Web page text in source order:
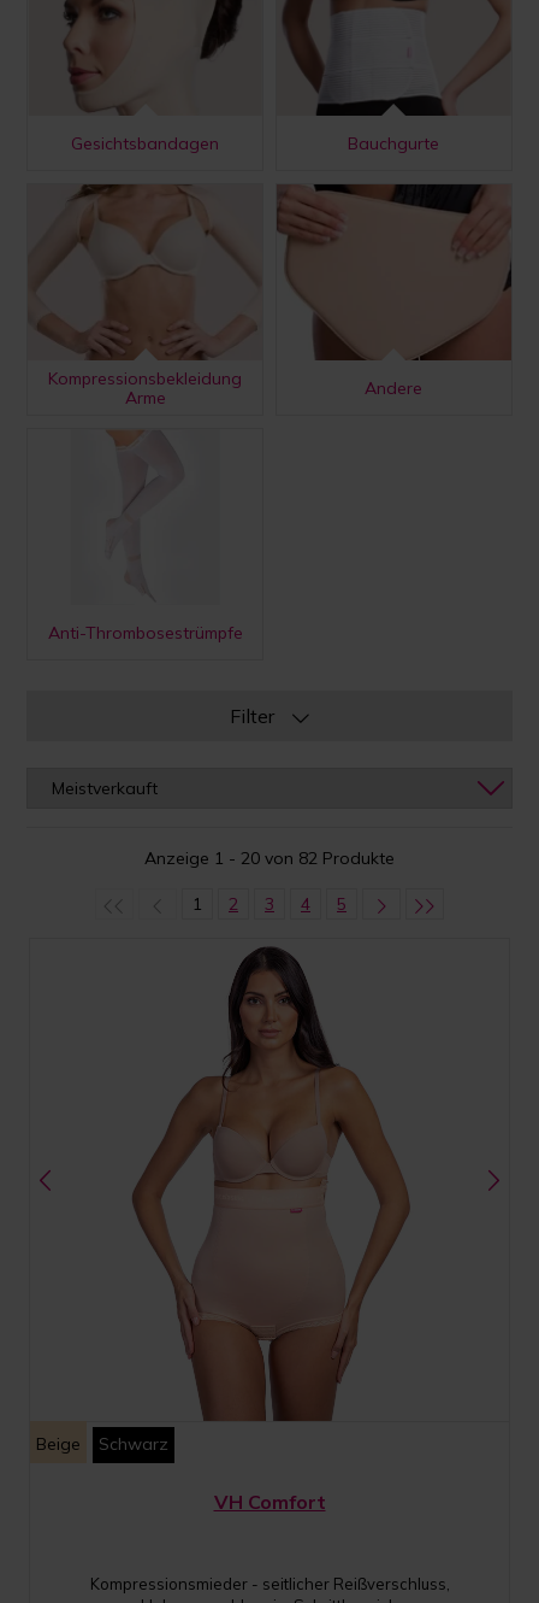
Gesichtsbandagen Bauchgurte
Kompressionsbekleidung
Arme
Andere
Anti-Thrombosestrümpfe
Filter
Anzeige 1 - 20 von 82 Produkte
1 2 3 4 5
Beige Schwarz
VH Comfort
Kompressionsmieder - seitlicher Reißverschluss,